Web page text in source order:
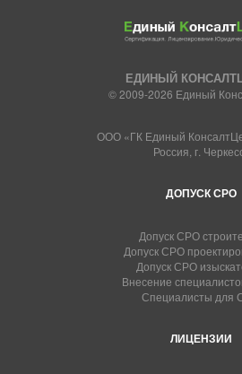
ЕДИНЫЙ
© 2009-2026 Единый
ООО «ГК Единый
Россия, г.
ДОПУСК СРО
Допуск СРО
Допуск СРО
Допуск СРО
Внесение
Специалисты для
ЛИЦЕНЗИИ